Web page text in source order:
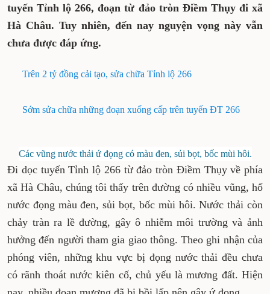
dựng bổ sung rãnh thoát nước dọc tuyến
Tỉnh lộ 266, đoạn từ đảo tròn Điềm Thụy đi
xã Hà Châu. Tuy nhiên, đến nay nguyện
Các vũng nước thải ứ đọng có màu đen, sủi bọt, bốc
mùi hôi.
Đi dọc tuyến Tỉnh lộ 266 từ đảo tròn Điềm Thụy
về phía xã Hà Châu, chúng tôi thấy trên đường
có nhiều vũng, hố nước đọng màu đen, sủi bọt,
bốc mùi hôi. Nước thải còn chảy tràn ra lề
đường, gây ô nhiễm môi trường và ảnh hưởng